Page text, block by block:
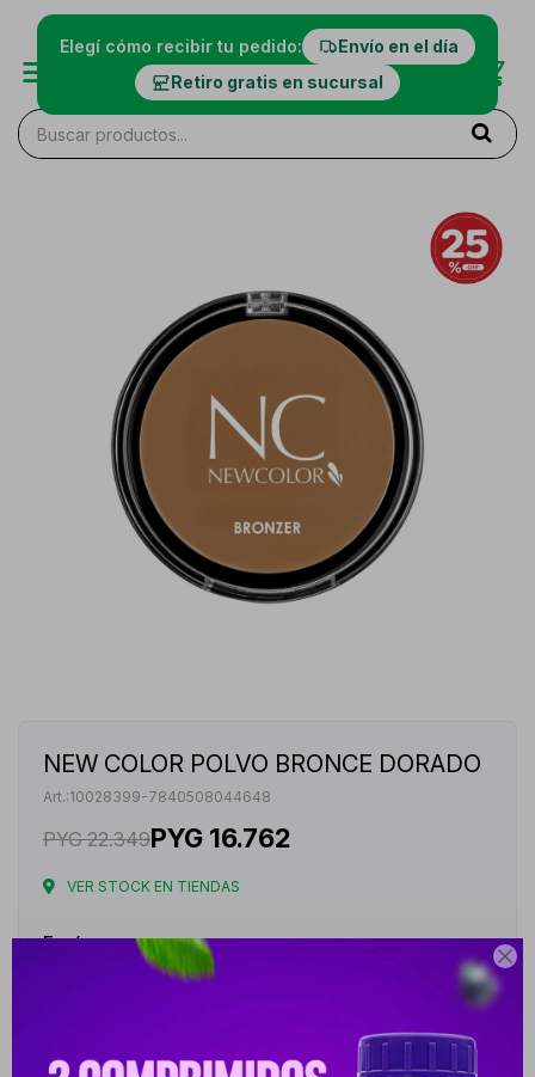

Elegí cómo recibir tu pedido:
Envío en el día
Retiro gratis en sucursal
NEW COLOR POLVO BRONCE DORADO
10028399-7840508044648
PYG 22.349PYG 16.762
VER STOCK EN TIENDAS
Envíos
Medios de pago